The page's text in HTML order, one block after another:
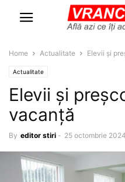
Home Actualitate Elevii și
Actualitate
Elevii și
vacanță
By editor stiri - 25 octombrie 2024